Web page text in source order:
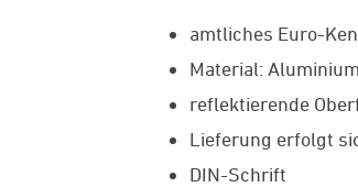
amtliches Euro-
Material:
reflektierende
Lieferung erfolgt
DIN-Schrift